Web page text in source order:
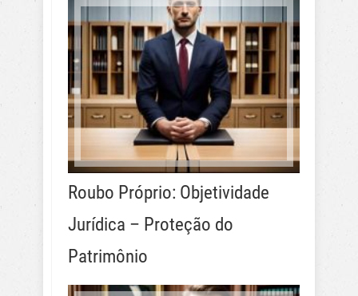
Roubo Próprio: Objetividade
Jurídica – Proteção do
Patrimônio